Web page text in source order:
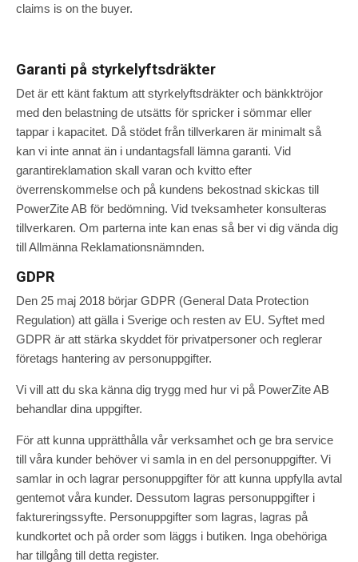
claims is on the buyer.
Garanti på styrkelyftsdräkter
Det är ett känt faktum att styrkelyftsdräkter och bänkktröjor
med den belastning de utsätts för spricker i sömmar eller
tappar i kapacitet. Då stödet från tillverkaren är minimalt så
kan vi inte annat än i undantagsfall lämna garanti. Vid
garantireklamation skall varan och kvitto efter
överrenskommelse och på kundens bekostnad skickas till
PowerZite AB för bedömning. Vid tveksamheter konsulteras
tillverkaren. Om parterna inte kan enas så ber vi dig vända dig
till Allmänna Reklamationsnämnden.
GDPR
Den 25 maj 2018 börjar GDPR (General Data Protection
Regulation) att gälla i Sverige och resten av EU. Syftet med
GDPR är att stärka skyddet för privatpersoner och reglerar
företags hantering av personuppgifter.
Vi vill att du ska känna dig trygg med hur vi på PowerZite AB
behandlar dina uppgifter.
För att kunna upprätthålla vår verksamhet och ge bra service
till våra kunder behöver vi samla in en del personuppgifter. Vi
samlar in och lagrar personuppgifter för att kunna uppfylla avtal
gentemot våra kunder. Dessutom lagras personuppgifter i
faktureringssyfte. Personuppgifter som lagras, lagras på
kundkortet och på order som läggs i butiken. Inga obehöriga
har tillgång till detta register.